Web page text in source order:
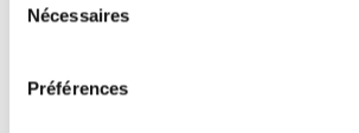
Nécessaires
Préférences
prenait quelques précautions pour se
crut n’avoir pas été vu. D’Artagnan